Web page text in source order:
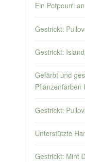
Ein Potpourri
Gestrickt:
Gestrickt:
Gefärbt und
Pflanzenfarben
Gestrickt:
Unterstützte
Gestrickt: Mint